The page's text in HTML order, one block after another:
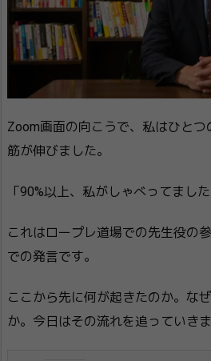
Zoom画面の向こうで、私はひと
筋が伸びました。
「90%以上、私がしゃべってました
これはロープレ道場での先生役の
での発言です。
ここから先に何が起きたのか。な
か。今日はその流れを追っていきま